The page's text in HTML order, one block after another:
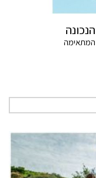
המתאימה